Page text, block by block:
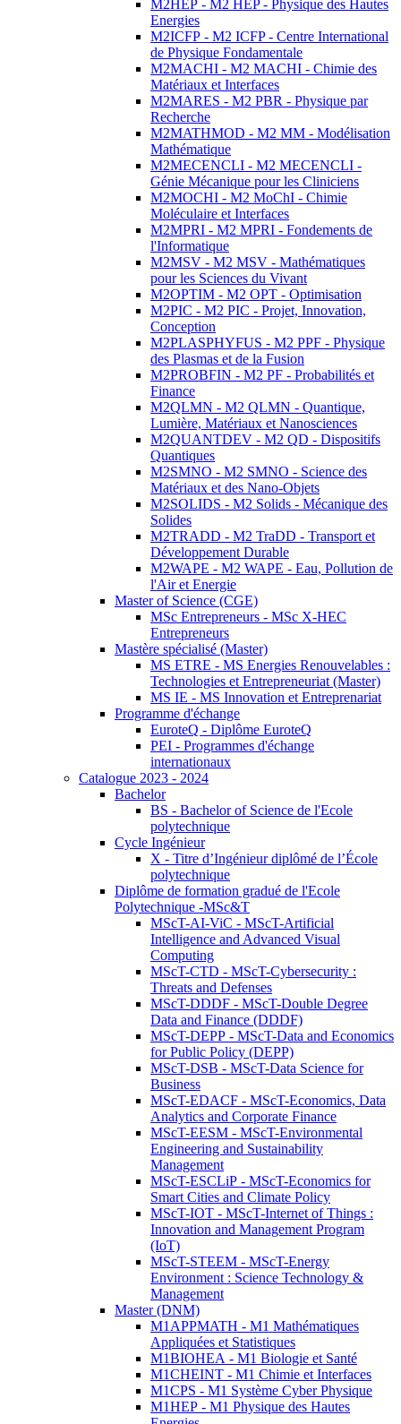
M2HEP - M2 HEP - Physique des Hautes
Energies
M2ICFP - M2 ICFP - Centre International
de Physique Fondamentale
M2MACHI - M2 MACHI - Chimie des
Matériaux et Interfaces
M2MARES - M2 PBR - Physique par
Recherche
M2MATHMOD - M2 MM - Modélisation
Mathématique
M2MECENCLI - M2 MECENCLI -
Génie Mécanique pour les Cliniciens
M2MOCHI - M2 MoChI - Chimie
Moléculaire et Interfaces
M2MPRI - M2 MPRI - Fondements de
l'Informatique
M2MSV - M2 MSV - Mathématiques
pour les Sciences du Vivant
M2OPTIM - M2 OPT - Optimisation
M2PIC - M2 PIC - Projet, Innovation,
Conception
M2PLASPHYFUS - M2 PPF - Physique
des Plasmas et de la Fusion
M2PROBFIN - M2 PF - Probabilités et
Finance
M2QLMN - M2 QLMN - Quantique,
Lumière, Matériaux et Nanosciences
M2QUANTDEV - M2 QD - Dispositifs
Quantiques
M2SMNO - M2 SMNO - Science des
Matériaux et des Nano-Objets
M2SOLIDS - M2 Solids - Mécanique des
Solides
M2TRADD - M2 TraDD - Transport et
Développement Durable
M2WAPE - M2 WAPE - Eau, Pollution de
l'Air et Energie
Master of Science (CGE)
MSc Entrepreneurs - MSc X-HEC
Entrepreneurs
Mastère spécialisé (Master)
MS ETRE - MS Energies Renouvelables :
Technologies et Entrepreneuriat (Master)
MS IE - MS Innovation et Entreprenariat
Programme d'échange
EuroteQ - Diplôme EuroteQ
PEI - Programmes d'échange
internationaux
Catalogue 2023 - 2024
Bachelor
BS - Bachelor of Science de l'Ecole
polytechnique
Cycle Ingénieur
X - Titre d’Ingénieur diplômé de l’École
polytechnique
Diplôme de formation gradué de l'Ecole
Polytechnique -MSc&T
MScT-AI-ViC - MScT-Artificial
Intelligence and Advanced Visual
Computing
MScT-CTD - MScT-Cybersecurity :
Threats and Defenses
MScT-DDDF - MScT-Double Degree
Data and Finance (DDDF)
MScT-DEPP - MScT-Data and Economics
for Public Policy (DEPP)
MScT-DSB - MScT-Data Science for
Business
MScT-EDACF - MScT-Economics, Data
Analytics and Corporate Finance
MScT-EESM - MScT-Environmental
Engineering and Sustainability
Management
MScT-ESCLiP - MScT-Economics for
Smart Cities and Climate Policy
MScT-IOT - MScT-Internet of Things :
Innovation and Management Program
(IoT)
MScT-STEEM - MScT-Energy
Environment : Science Technology &
Management
Master (DNM)
M1APPMATH - M1 Mathématiques
Appliquées et Statistiques
M1BIOHEA - M1 Biologie et Santé
M1CHEINT - M1 Chimie et Interfaces
M1CPS - M1 Système Cyber Physique
M1HEP - M1 Physique des Hautes